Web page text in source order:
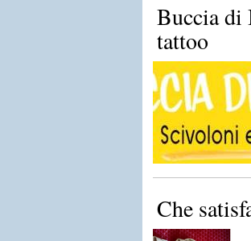
Buccia di
tattoo
Che